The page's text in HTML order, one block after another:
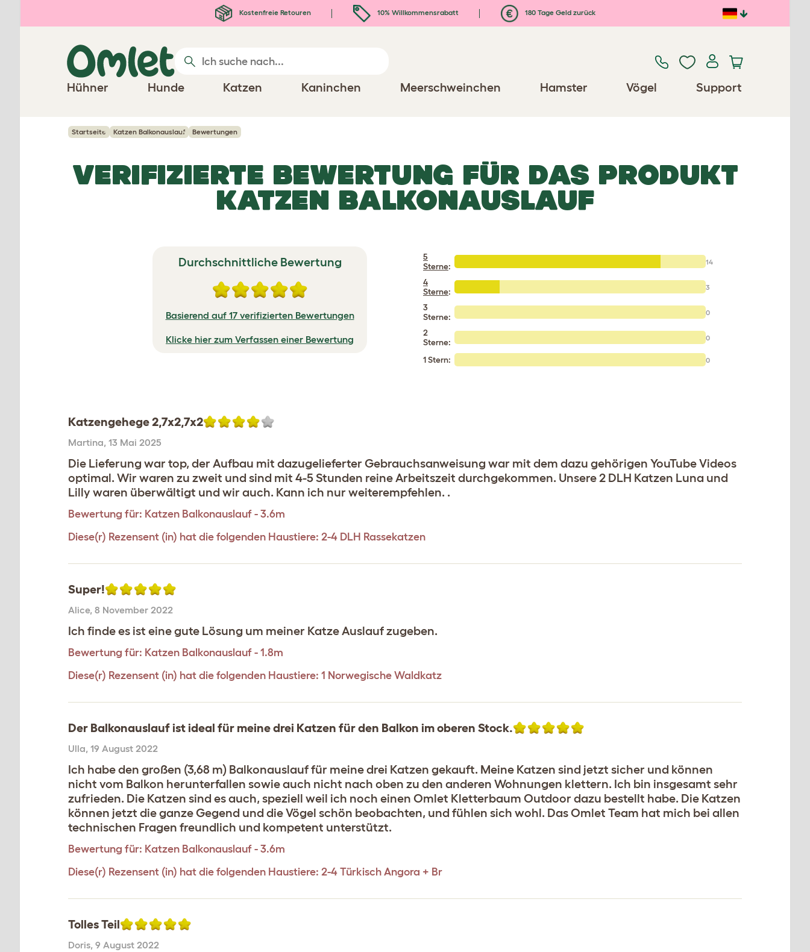
Kostenfreie Retouren 10% Willkommensrabatt 180 Tage Geld zurück
Hühner Hunde Katzen Kaninchen Meerschweinchen Hamster Vögel Support
Startseite Katzen Balkonauslauf Bewertungen
VERIFIZIERTE BEWERTUNG FÜR DAS PRODUKT
KATZEN BALKONAUSLAUF
Durchschnittliche Bewertung
Basierend auf 17 verifizierten Bewertungen
Klicke hier zum Verfassen einer Bewertung
5
Sterne: 14
4
Sterne: 3
3
Sterne:
0
2
Sterne:
0
1 Stern: 0
Katzengehege 2,7x2,7x2
Martina, 13 Mai 2025
Die Lieferung war top, der Aufbau mit dazugelieferter Gebrauchsanweisung war mit dem dazu gehörigen YouTube Videos
optimal. Wir waren zu zweit und sind mit 4-5 Stunden reine Arbeitszeit durchgekommen. Unsere 2 DLH Katzen Luna und
Lilly waren überwältigt und wir auch. Kann ich nur weiterempfehlen. .
Bewertung für: Katzen Balkonauslauf - 3.6m
Diese(r) Rezensent (in) hat die folgenden Haustiere: 2-4 DLH Rassekatzen
Super!
Alice, 8 November 2022
Ich finde es ist eine gute Lösung um meiner Katze Auslauf zugeben.
Bewertung für: Katzen Balkonauslauf - 1.8m
Diese(r) Rezensent (in) hat die folgenden Haustiere: 1 Norwegische Waldkatz
Der Balkonauslauf ist ideal für meine drei Katzen für den Balkon im oberen Stock.
Ulla, 19 August 2022
Ich habe den großen (3,68 m) Balkonauslauf für meine drei Katzen gekauft. Meine Katzen sind jetzt sicher und können
nicht vom Balkon herunterfallen sowie auch nicht nach oben zu den anderen Wohnungen klettern. Ich bin insgesamt sehr
zufrieden. Die Katzen sind es auch, speziell weil ich noch einen Omlet Kletterbaum Outdoor dazu bestellt habe. Die Katzen
können jetzt die ganze Gegend und die Vögel schön beobachten, und fühlen sich wohl. Das Omlet Team hat mich bei allen
technischen Fragen freundlich und kompetent unterstützt.
Bewertung für: Katzen Balkonauslauf - 3.6m
Diese(r) Rezensent (in) hat die folgenden Haustiere: 2-4 Türkisch Angora + Br
Tolles Teil
Doris, 9 August 2022